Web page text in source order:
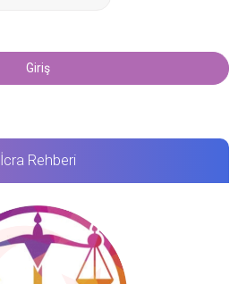
İcra Rehberi